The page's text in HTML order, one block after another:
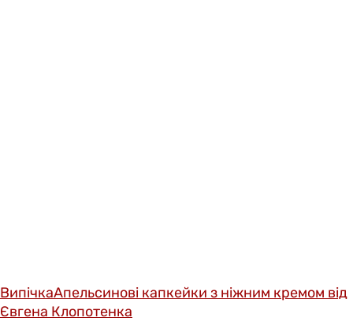
ВипічкаАпельсинові капкейки з ніжним кремом від
Євгена Клопотенка